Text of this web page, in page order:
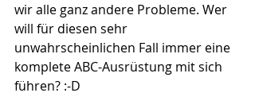
wir alle ganz andere Probleme. Wer
will für diesen sehr
unwahrscheinlichen Fall immer eine
komplete ABC-Ausrüstung mit sich
führen? :-D